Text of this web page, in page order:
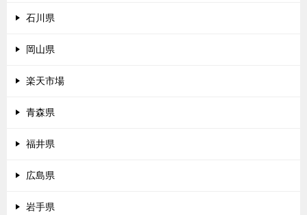
石川県
岡山県
楽天市場
青森県
福井県
広島県
岩手県